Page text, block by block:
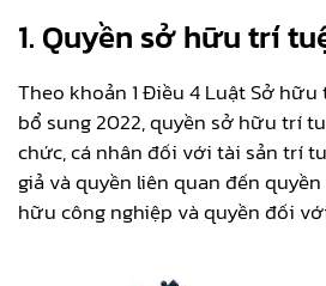
1. Quyền sở hữu trí
Theo khoản 1 Điều 4 Luật Sở
bổ sung 2022, quyền sở hữu trí
chức, cá nhân đối với tài sản trí
giả và quyền liên quan đến
hữu công nghiệp và quyền đối